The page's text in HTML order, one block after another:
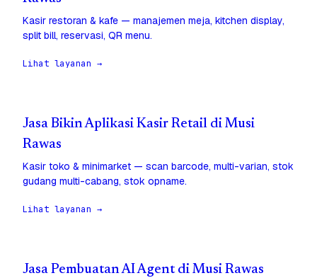
Kasir restoran & kafe — manajemen meja, kitchen display,
split bill, reservasi, QR menu.
Lihat layanan →
Jasa Bikin Aplikasi Kasir Retail di Musi
Rawas
Kasir toko & minimarket — scan barcode, multi-varian, stok
gudang multi-cabang, stok opname.
Lihat layanan →
Jasa Pembuatan AI Agent di Musi Rawas